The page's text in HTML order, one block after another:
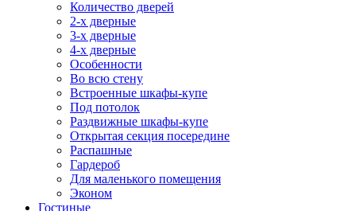
Количество дверей
2-х дверные
3-х дверные
4-х дверные
Особенности
Во всю стену
Встроенные шкафы-купе
Под потолок
Раздвижные шкафы-купе
Открытая секция посередине
Распашные
Гардероб
Для маленького помещения
Эконом
Гостиные